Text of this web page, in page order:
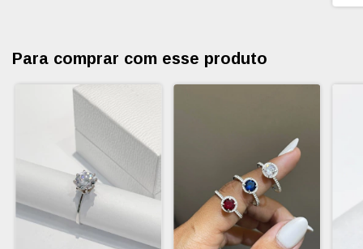
Para comprar com esse produto